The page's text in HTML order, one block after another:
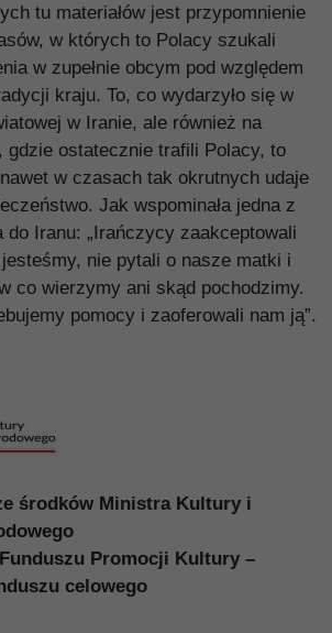
tu materiałów jest przypomnienie
w których to Polacy szukali
w zupełnie obcym pod względem
kraju. To, co wydarzyło się w
w Iranie, ale również na
gdzie ostatecznie trafili Polacy, to
w czasach tak okrutnych udaje
Jak wspominała jedna z
do Iranu: „Irańczycy zaakceptowali
nie pytali o nasze matki i
co wierzymy ani skąd pochodzimy.
pomocy i zaoferowali nam ją”.
środków Ministra Kultury i
Promocji Kultury –
celowego